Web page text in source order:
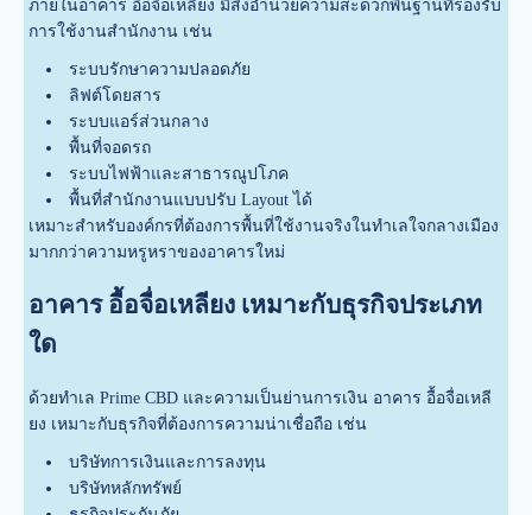
ภายในอาคาร อื้อจื่อเหลียง มีสิ่งอำนวยความสะดวกพื้นฐานที่รองรับ
การใช้งานสำนักงาน เช่น
ระบบรักษาความปลอดภัย
ลิฟต์โดยสาร
ระบบแอร์ส่วนกลาง
พื้นที่จอดรถ
ระบบไฟฟ้าและสาธารณูปโภค
พื้นที่สำนักงานแบบปรับ Layout ได้
เหมาะสำหรับองค์กรที่ต้องการพื้นที่ใช้งานจริงในทำเลใจกลางเมือง
มากกว่าความหรูหราของอาคารใหม่
อาคาร อื้อจื่อเหลียง เหมาะกับธุรกิจประเภท
ใด
ด้วยทำเล Prime CBD และความเป็นย่านการเงิน อาคาร อื้อจื่อเหลี
ยง เหมาะกับธุรกิจที่ต้องการความน่าเชื่อถือ เช่น
บริษัทการเงินและการลงทุน
บริษัทหลักทรัพย์